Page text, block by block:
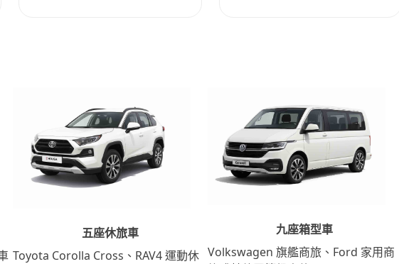
五座休旅車
Toyota Corolla Cross、RAV4 運動休
九座箱型車
Volkswagen 旗艦商旅、Ford 家用商